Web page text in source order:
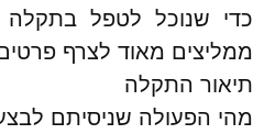
כדי שנוכל לטפל בתקלה
ממליצים מאוד לצרף
תיאור התקלה
מהי הפעולה שניסיתם